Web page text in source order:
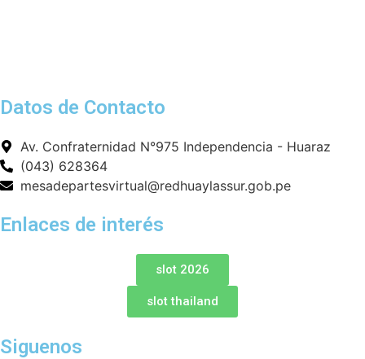
Datos de Contacto
Av. Confraternidad N°975 Independencia - Huaraz
(043) 628364
mesadepartesvirtual@redhuaylassur.gob.pe
Enlaces de interés
slot 2026
slot thailand
Siguenos